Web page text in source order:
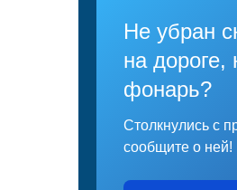
Не убран
на дороге,
фонарь?
Столкнулись с
сообщите о ней!